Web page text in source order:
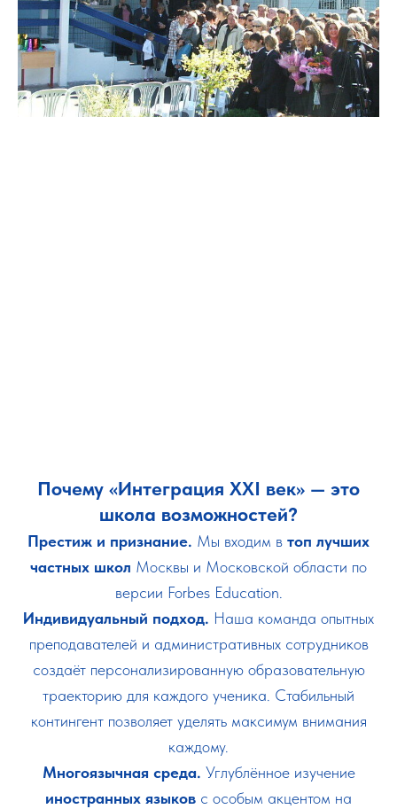
Почему «Интеграция XXI век» — это
школа возможностей?
Престиж и признание. Мы входим в топ лучших
частных школ Москвы и Московской области по
версии Forbes Education.
Индивидуальный подход. Наша команда опытных
преподавателей и административных сотрудников
создаёт персонализированную образовательную
траекторию для каждого ученика. Стабильный
контингент позволяет уделять максимум внимания
каждому.
Многоязычная среда. Углублённое изучение
иностранных языков с особым акцентом на